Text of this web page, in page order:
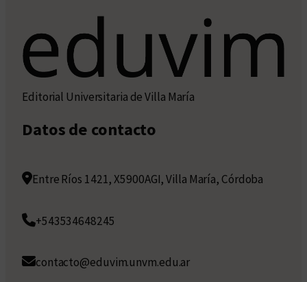
Editorial Universitaria de Villa María
Datos de contacto
Entre Ríos 1421, X5900AGI, Villa María, Córdoba
+543534648245
contacto@eduvim.unvm.edu.ar